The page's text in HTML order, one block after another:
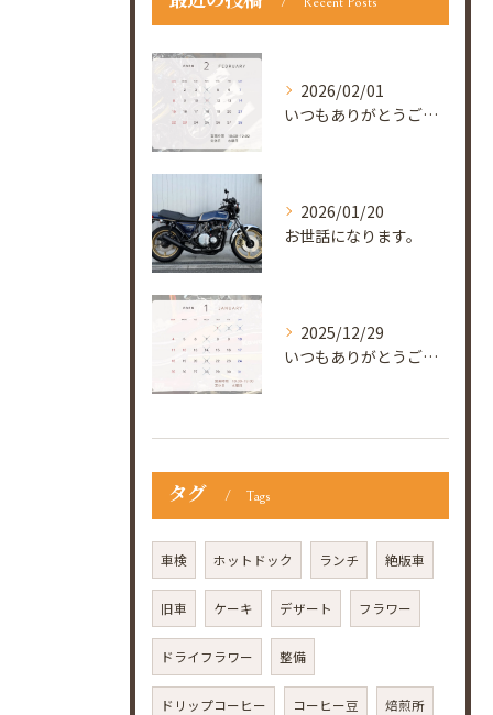
2026/02/01
いつもありがとうございます😊
2026/01/20
お世話になります。
2025/12/29
いつもありがとうございます😊
タグ Tags
車検 ホットドック ランチ 絶版車
旧車 ケーキ デザート フラワー
ドライフラワー 整備
ドリップコーヒー コーヒー豆 焙煎所